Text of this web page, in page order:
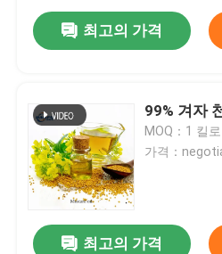
최고의 가격
99% 겨자
MOQ：1 킬
가격：
최고의 가격